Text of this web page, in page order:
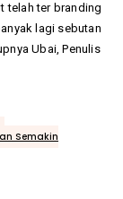
telah ter branding
lagi sebutan
Ubai, Penulis
Semakin